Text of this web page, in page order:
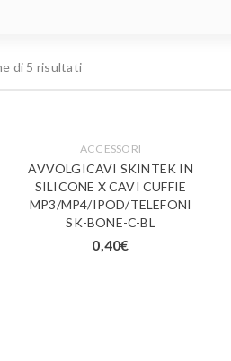
di 5 risultati
ACCESSORI
AVVOLGICAVI SKINTEK IN
SILICONE X CAVI CUFFIE
MP3/MP4/IPOD/TELEFONI
SK-BONE-C-BL
0,40€